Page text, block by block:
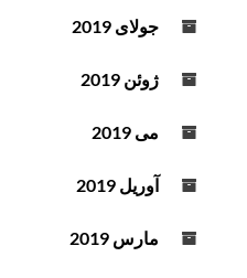
جولای 2019
ژوئن 2019
می 2019
آوریل 2019
مارس 2019